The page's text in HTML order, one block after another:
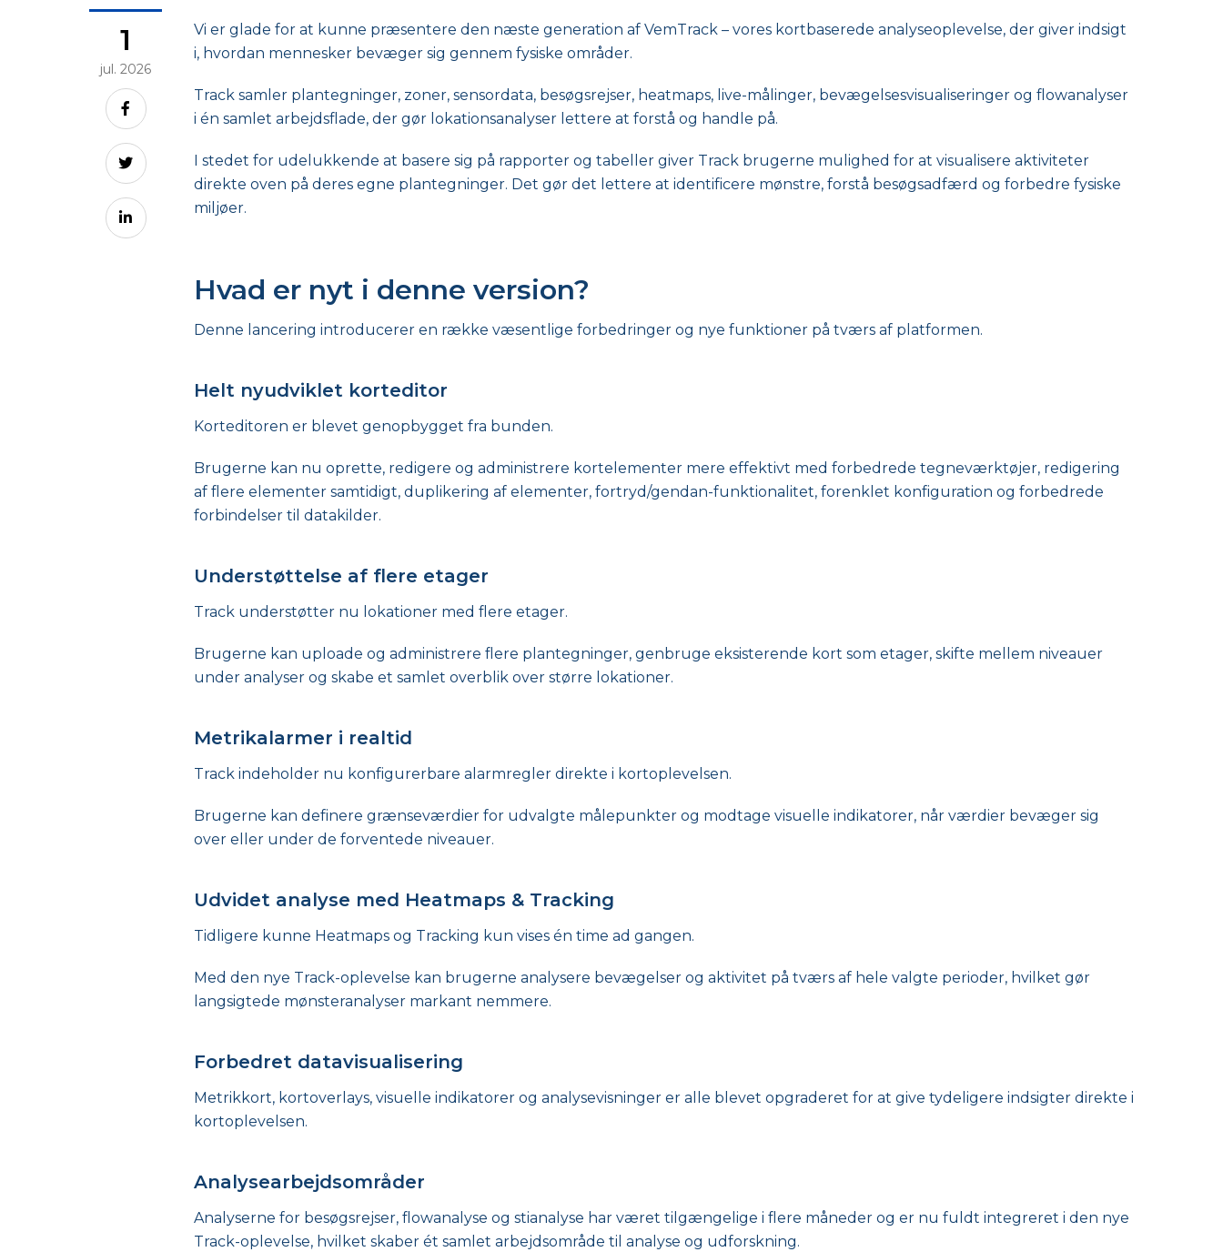
1
jul. 2026
Vi er glade for at kunne præsentere den næste generation af VemTrack – vores kortbaserede analyseoplevelse, der giver indsigt
i, hvordan mennesker bevæger sig gennem fysiske områder.
Track samler plantegninger, zoner, sensordata, besøgsrejser, heatmaps, live-målinger, bevægelsesvisualiseringer og flowanalyser
i én samlet arbejdsflade, der gør lokationsanalyser lettere at forstå og handle på.
I stedet for udelukkende at basere sig på rapporter og tabeller giver Track brugerne mulighed for at visualisere aktiviteter
direkte oven på deres egne plantegninger. Det gør det lettere at identificere mønstre, forstå besøgsadfærd og forbedre fysiske
miljøer.
Hvad er nyt i denne version?
Denne lancering introducerer en række væsentlige forbedringer og nye funktioner på tværs af platformen.
Helt nyudviklet korteditor
Korteditoren er blevet genopbygget fra bunden.
Brugerne kan nu oprette, redigere og administrere kortelementer mere effektivt med forbedrede tegneværktøjer, redigering
af flere elementer samtidigt, duplikering af elementer, fortryd/gendan-funktionalitet, forenklet konfiguration og forbedrede
forbindelser til datakilder.
Understøttelse af flere etager
Track understøtter nu lokationer med flere etager.
Brugerne kan uploade og administrere flere plantegninger, genbruge eksisterende kort som etager, skifte mellem niveauer
under analyser og skabe et samlet overblik over større lokationer.
Metrikalarmer i realtid
Track indeholder nu konfigurerbare alarmregler direkte i kortoplevelsen.
Brugerne kan definere grænseværdier for udvalgte målepunkter og modtage visuelle indikatorer, når værdier bevæger sig
over eller under de forventede niveauer.
Udvidet analyse med Heatmaps & Tracking
Tidligere kunne Heatmaps og Tracking kun vises én time ad gangen.
Med den nye Track-oplevelse kan brugerne analysere bevægelser og aktivitet på tværs af hele valgte perioder, hvilket gør
langsigtede mønsteranalyser markant nemmere.
Forbedret datavisualisering
Metrikkort, kortoverlays, visuelle indikatorer og analysevisninger er alle blevet opgraderet for at give tydeligere indsigter direkte i
kortoplevelsen.
Analysearbejdsområder
Analyserne for besøgsrejser, flowanalyse og stianalyse har været tilgængelige i flere måneder og er nu fuldt integreret i den nye
Track-oplevelse, hvilket skaber ét samlet arbejdsområde til analyse og udforskning.